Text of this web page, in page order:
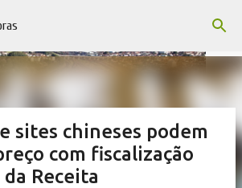
para o conteúdo principal
sites chineses podem
com fiscalização
Receita